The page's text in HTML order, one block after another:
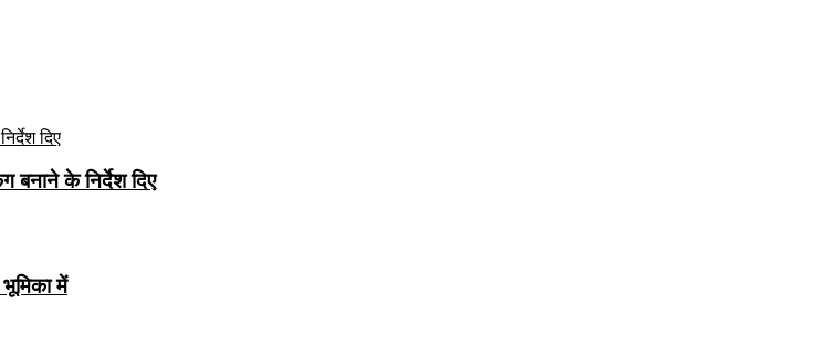
बनाने के निर्देश दिए
में